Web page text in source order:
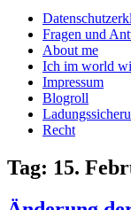
Facebook
anzeigen
Twitter
anzeigen
auf
Instagram
anzeigen
Main
menu
Skip
content
Fragen und
About me
Ich im world
Impressum
Blogroll
Recht
Tag: 15.